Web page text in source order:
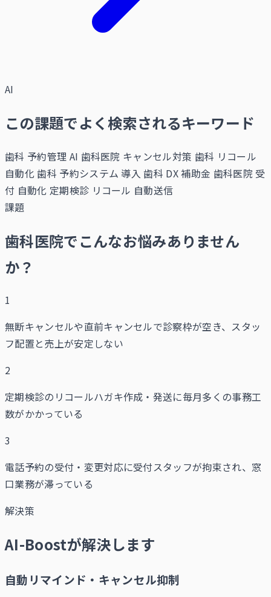
AI
この課題でよく検索されるキーワード
歯科 予約管理 AI 歯科医院 キャンセル対策 歯科 リコール
自動化 歯科 予約システム 導入 歯科 DX 補助金 歯科医院 受
付 自動化 定期検診 リコール 自動送信
課題
歯科医院でこんなお悩みありません
か？
1
無断キャンセルや直前キャンセルで診察枠が空き、スタッ
フ配置と売上が安定しない
2
定期検診のリコールハガキ作成・発送に毎月多くの事務工
数がかかっている
3
電話予約の受付・変更対応に受付スタッフが拘束され、窓
口業務が滞っている
解決策
AI-Boostが解決します
自動リマインド・キャンセル抑制